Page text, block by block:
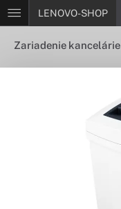
LENOVO-SHOP
Zariadenie kancelárie